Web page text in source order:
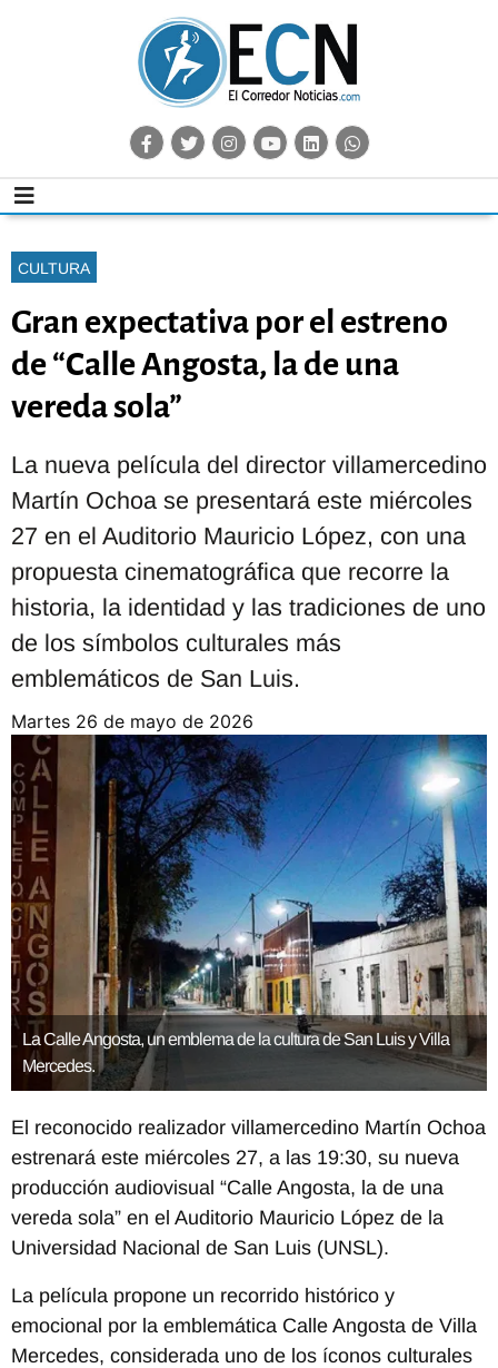
CULTURA
Gran expectativa por el estreno
de “Calle Angosta, la de una
vereda sola”
La nueva película del director villamercedino
Martín Ochoa se presentará este miércoles
27 en el Auditorio Mauricio López, con una
propuesta cinematográfica que recorre la
historia, la identidad y las tradiciones de uno
de los símbolos culturales más
emblemáticos de San Luis.
martes 26 de mayo de 2026
La Calle Angosta, un emblema de la cultura de San Luis y Villa
Mercedes.
El reconocido realizador villamercedino Martín Ochoa
estrenará este miércoles 27, a las 19:30, su nueva
producción audiovisual “Calle Angosta, la de una
vereda sola” en el Auditorio Mauricio López de la
Universidad Nacional de San Luis (UNSL).
La película propone un recorrido histórico y
emocional por la emblemática Calle Angosta de Villa
Mercedes, considerada uno de los íconos culturales